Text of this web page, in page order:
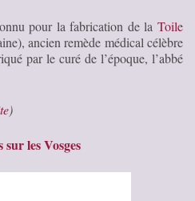
pour la fabrication de la Toile
ancien remède médical célèbre
par le curé de l’époque, l’abbé
)
sur les Vosges